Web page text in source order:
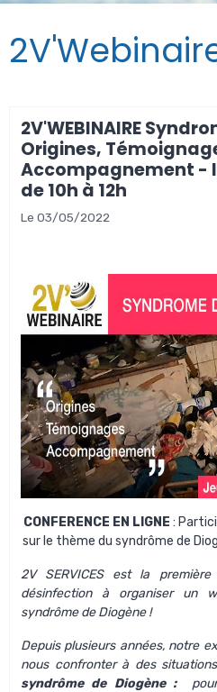
2V'WEBINAIRE
Origines,
Accompagnement -
de 10h à 12h
Le 03/05/2022
CONFERENCE EN LIGNE :
sur le thème du syndrôme de
2V SERVICESest la première
désinfection à organiser un
syndrôme de Diogène!
Depuis plusieurs années, notre
nous confronter à des
syndrôme de Diogène: